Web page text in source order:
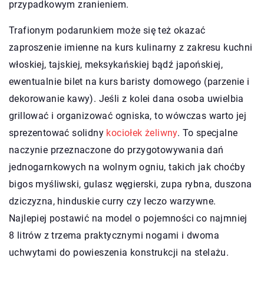
przypadkowym zranieniem.
Trafionym podarunkiem może się też okazać
zaproszenie imienne na kurs kulinarny z zakresu kuchni
włoskiej, tajskiej, meksykańskiej bądź japońskiej,
ewentualnie bilet na kurs baristy domowego (parzenie i
dekorowanie kawy). Jeśli z kolei dana osoba uwielbia
grillować i organizować ogniska, to wówczas warto jej
sprezentować solidny kociołek żeliwny. To specjalne
naczynie przeznaczone do przygotowywania dań
jednogarnkowych na wolnym ogniu, takich jak choćby
bigos myśliwski, gulasz węgierski, zupa rybna, duszona
dziczyzna, hinduskie curry czy leczo warzywne.
Najlepiej postawić na model o pojemności co najmniej
8 litrów z trzema praktycznymi nogami i dwoma
uchwytami do powieszenia konstrukcji na stelażu.